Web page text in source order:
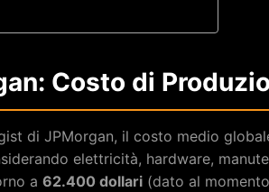
Costo di
di JPMorgan, il costo medio
elettricità, hardware,
a 62.400 dollari (dato al